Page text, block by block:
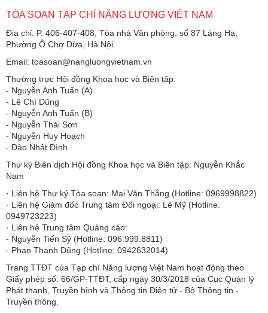
TÒA SOẠN TẠP CHÍ NĂNG LƯỢNG VIỆT NAM
Địa chỉ: P. 406-407-408, Tòa nhà Văn phòng, số 87 Láng Hạ,
Phường Ô Chợ Dừa, Hà Nội
Email: toasoan@nangluongvietnam.vn
Thường trực Hội đồng Khoa học và Biên tập:
​​​​​​- Nguyễn Anh Tuấn (A)
- Lê Chí Dũng
- Nguyễn Anh Tuấn (B)
- Nguyễn Thái Sơn
- Nguyễn Huy Hoạch
- Đào Nhật Đình
Thư ký Biên dịch Hội đồng Khoa học và Biên tập: Nguyễn Khắc
Nam
· Liên hệ Thư ký Tòa soạn: Mai Văn Thắng (Hotline: 0969998822)
· Liên hệ Giám đốc Trung tâm Đối ngoại: Lê Mỹ (Hotline:
0949723223)
· Liên hệ Trung tâm Quảng cáo:
- Nguyễn Tiến Sỹ (Hotline: 096.999.8811)
- Phan Thanh Dũng (Hotline: 0942632014)
Trang TTĐT của Tạp chí Năng lượng Việt Nam hoạt động theo
Giấy phép số: 66/GP-TTĐT, cấp ngày 30/3/2018 của Cục Quản lý
Phát thanh, Truyền hình và Thông tin Điện tử - Bộ Thông tin -
Truyền thông.